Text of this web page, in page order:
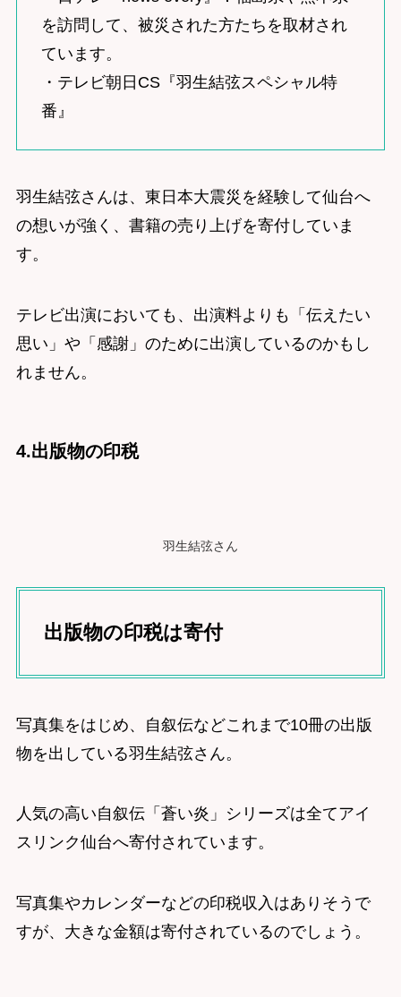
を訪問して、被災された方たちを取材され
ています。
・テレビ朝日CS『羽生結弦スペシャル特
番』
羽生結弦さんは、東日本大震災を経験して仙台へ
の想いが強く、書籍の売り上げを寄付していま
す。
テレビ出演においても、出演料よりも「伝えたい
思い」や「感謝」のために出演しているのかもし
れません。
4.出版物の印税
羽生結弦さん
出版物の印税は寄付
写真集をはじめ、自叙伝などこれまで10冊の出版
物を出している羽生結弦さん。
人気の高い自叙伝「蒼い炎」シリーズは全てアイ
スリンク仙台へ寄付されています。
写真集やカレンダーなどの印税収入はありそうで
すが、大きな金額は寄付されているのでしょう。